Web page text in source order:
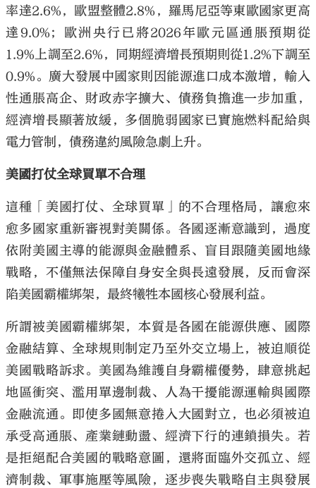
率達2.6%，歐盟整體2.8%，羅馬尼亞等東歐國家更高
達9.0%；歐洲央行已將2026年歐元區通脹預期從
1.9%上調至2.6%，同期經濟增長預期則從1.2%下調至
0.9%。廣大發展中國家則因能源進口成本激增，輸入
性通脹高企、財政赤字擴大、債務負擔進一步加重，
經濟增長顯著放緩，多個脆弱國家已實施燃料配給與
電力管制，債務違約風險急劇上升。
美國打仗全球買單不合理
這種「美國打仗、全球買單」的不合理格局，讓愈來
愈多國家重新審視對美關係。各國逐漸意識到，過度
依附美國主導的能源與金融體系、盲目跟隨美國地緣
戰略，不僅無法保障自身安全與長遠發展，反而會深
陷美國霸權綁架，最終犧牲本國核心發展利益。
所謂被美國霸權綁架，本質是各國在能源供應、國際
金融結算、全球規則制定乃至外交立場上，被迫順從
美國戰略訴求。美國為維護自身霸權優勢，肆意挑起
地區衝突、濫用單邊制裁、人為干擾能源運輸與國際
金融流通。即使多國無意捲入大國對立，也必須被迫
承受高通脹、產業鏈動盪、經濟下行的連鎖損失。若
是拒絕配合美國的戰略意圖，還將面臨外交孤立、經
濟制裁、軍事施壓等風險，逐步喪失戰略自主與發展